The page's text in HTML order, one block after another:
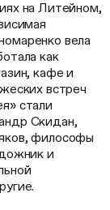
на Литейном,
вела
как
кафе и
встреч
стали
Скидан,
философы
и